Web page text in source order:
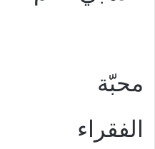
محبّة
الفقراء